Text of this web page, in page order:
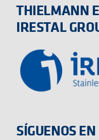
THIELMANN
IRESTAL
SÍGUENOS